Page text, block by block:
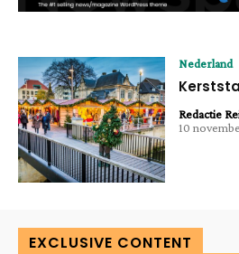
Nederland
Redactie
10
EXCLUSIVE CONTENT